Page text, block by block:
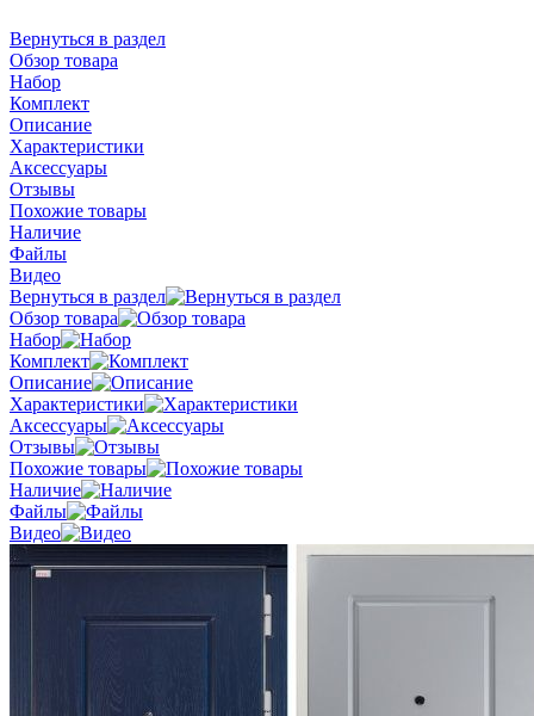
Вернуться в раздел
Обзор товара
Набор
Комплект
Описание
Характеристики
Аксессуары
Отзывы
Похожие товары
Наличие
Файлы
Видео
Вернуться в раздел
Обзор товара
Набор
Комплект
Описание
Характеристики
Аксессуары
Отзывы
Похожие товары
Наличие
Файлы
Видео